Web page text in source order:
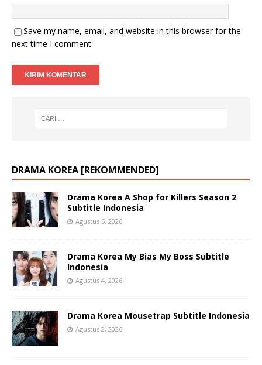
Save my name, email, and website in this browser for the
next time I comment.
DRAMA KOREA [REKOMMENDED]
Drama Korea A Shop for Killers Season 2
Subtitle Indonesia
Agustus 5, 2026
Drama Korea My Bias My Boss Subtitle
Indonesia
Agustus 4, 2026
Drama Korea Mousetrap Subtitle Indonesia
Agustus 2, 2026